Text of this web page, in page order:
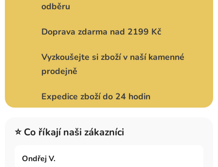
odběru
Doprava zdarma nad 2199 Kč
Vyzkoušejte si zboží v naší kamenné
prodejně
Expedice zboží do 24 hodin
⭐ Co říkají naši zákazníci
Ondřej V.